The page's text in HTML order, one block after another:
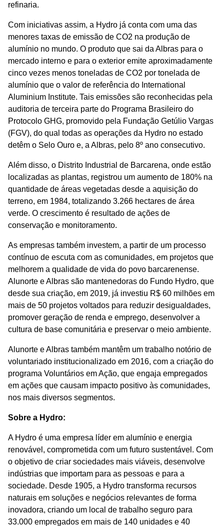
refinaria.
Com iniciativas assim, a Hydro já conta com uma das
menores taxas de emissão de CO2 na produção de
alumínio no mundo. O produto que sai da Albras para o
mercado interno e para o exterior emite aproximadamente
cinco vezes menos toneladas de CO2 por tonelada de
alumínio que o valor de referência do International
Aluminium Institute. Tais emissões são reconhecidas pela
auditoria de terceira parte do Programa Brasileiro do
Protocolo GHG, promovido pela Fundação Getúlio Vargas
(FGV), do qual todas as operações da Hydro no estado
detêm o Selo Ouro e, a Albras, pelo 8º ano consecutivo.
Além disso, o Distrito Industrial de Barcarena, onde estão
localizadas as plantas, registrou um aumento de 180% na
quantidade de áreas vegetadas desde a aquisição do
terreno, em 1984, totalizando 3.266 hectares de área
verde. O crescimento é resultado de ações de
conservação e monitoramento.
As empresas também investem, a partir de um processo
contínuo de escuta com as comunidades, em projetos que
melhorem a qualidade de vida do povo barcarenense.
Alunorte e Albras são mantenedoras do Fundo Hydro, que
desde sua criação, em 2019, já investiu R$ 60 milhões em
mais de 50 projetos voltados para reduzir desigualdades,
promover geração de renda e emprego, desenvolver a
cultura de base comunitária e preservar o meio ambiente.
Alunorte e Albras também mantêm um trabalho notório de
voluntariado institucionalizado em 2016, com a criação do
programa Voluntários em Ação, que engaja empregados
em ações que causam impacto positivo às comunidades,
nos mais diversos segmentos.
Sobre a Hydro:
A Hydro é uma empresa líder em alumínio e energia
renovável, comprometida com um futuro sustentável. Com
o objetivo de criar sociedades mais viáveis, desenvolve
indústrias que importam para as pessoas e para a
sociedade. Desde 1905, a Hydro transforma recursos
naturais em soluções e negócios relevantes de forma
inovadora, criando um local de trabalho seguro para
33.000 empregados em mais de 140 unidades e 40